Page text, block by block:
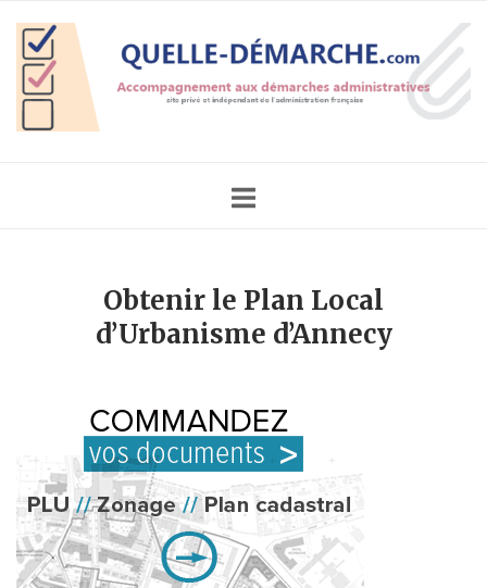
content
Home
Obtenir le Plan Local
d’Urbanisme d’Annecy